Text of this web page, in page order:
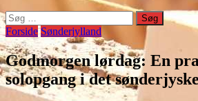
Søg
efter:
Forside Sønderjylland
Godmorgen lørdag: En
solopgang i det sønderjyske